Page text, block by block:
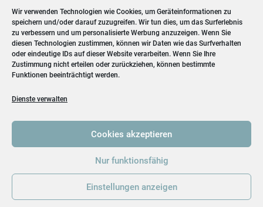
Wir verwenden Technologien wie Cookies, um Geräteinformationen zu
speichern und/oder darauf zuzugreifen. Wir tun dies, um das Surferlebnis
zu verbessern und um personalisierte Werbung anzuzeigen. Wenn Sie
diesen Technologien zustimmen, können wir Daten wie das Surfverhalten
oder eindeutige IDs auf dieser Website verarbeiten. Wenn Sie Ihre
Zustimmung nicht erteilen oder zurückziehen, können bestimmte
Funktionen beeinträchtigt werden.
Dienste verwalten
Cookies akzeptieren
Nur funktionsfähig
Einstellungen anzeigen